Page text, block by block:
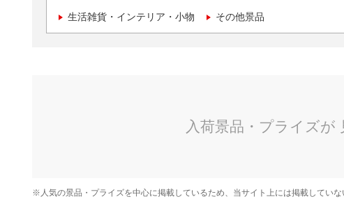
生活雑貨・インテリア・小物 その他景品